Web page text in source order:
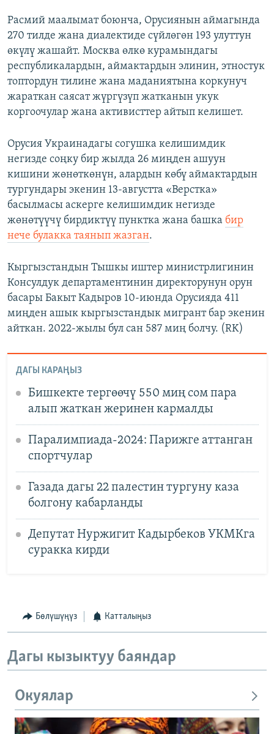
Расмий маалымат боюнча, Орусиянын аймагында
270 тилде жана диалектиде сүйлөгөн 193 улуттун
өкүлү жашайт. Москва өлкө курамындагы
республикалардын, аймактардын элинин, этностук
топтордун тилине жана маданиятына коркунуч
жараткан саясат жүргүзүп жатканын укук
коргоочулар жана активисттер айтып келишет.
Орусия Украинадагы согушка келишимдик
негизде соңку бир жылда 26 миңден ашуун
кишини жөнөткөнүн, алардын көбү аймактардын
тургундары экенин 13-августта «Верстка»
басылмасы аскерге келишимдик негизде
жөнөтүүчү бирдиктүү пунктка жана башка бир
нече булакка таянып жазган.
Кыргызстандын Тышкы иштер министрлигинин
Консулдук департаментинин директорунун орун
басары Бакыт Кадыров 10-июнда Орусияда 411
миңден ашык кыргызстандык мигрант бар экенин
айткан. 2022-жылы бул сан 587 миң болчу. (RK)
ДАГЫ КАРАҢЫЗ
Бишкекте тергөөчү 550 миң сом пара
алып жаткан жеринен кармалды
Паралимпиада-2024: Парижге аттанган
спортчулар
Газада дагы 22 палестин тургуну каза
болгону кабарланды
Депутат Нуржигит Кадырбеков УКМКга
суракка кирди
Бөлүшүңүз Катталыңыз
Дагы кызыктуу баяндар
Окуялар